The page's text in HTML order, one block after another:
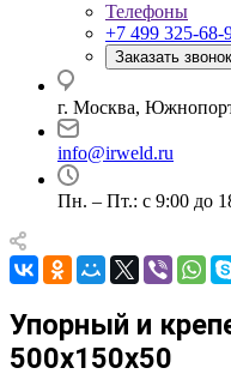
Телефоны
+7 499 325-68-
Заказать звонок
г. Москва,
info@irweld.ru
Пн. – Пт.: с 9:00 до
Упорный и
500x150x50